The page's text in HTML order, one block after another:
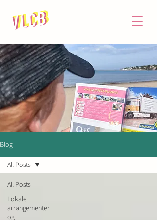
Blog
All Posts
Lokale
arrangementer
og
All Posts